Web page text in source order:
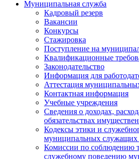
Муниципальная служба
Кадровый резерв
Вакансии
Конкурсы
Стажировка
Поступление на
Квалификационные
Законодательство
Информация для
Аттестация
Контактная информация
Учебные учреждения
Сведения о доходах,
обязательствах
Кодексы этики и
муниципальных служащих
Комиссии по соблюдению
служебному поведению